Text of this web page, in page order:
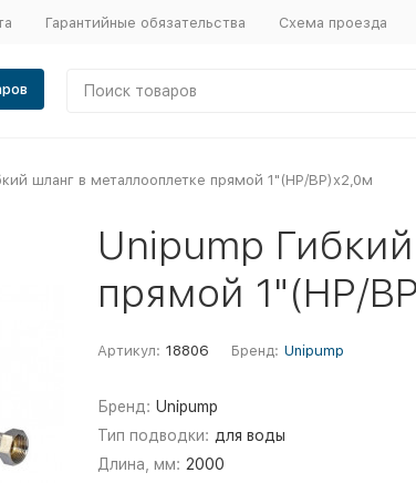
Гарантийные обязательства Схема проезда
шланг в металлооплетке прямой 1"(НР/ВР)х2,0м
Unipump
прямой 1"(НР/
Артикул: 18806 Бренд: Unipump
Бренд: Unipump
Тип подводки: для воды
Длина, мм: 2000